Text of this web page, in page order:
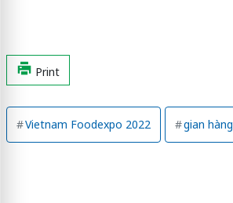
Print
Vietnam Foodexpo 2022 gian hàng